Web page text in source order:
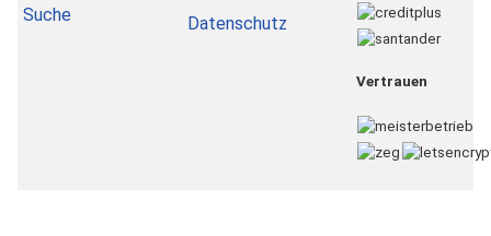
Suche
Datenschutz
Vertrauen